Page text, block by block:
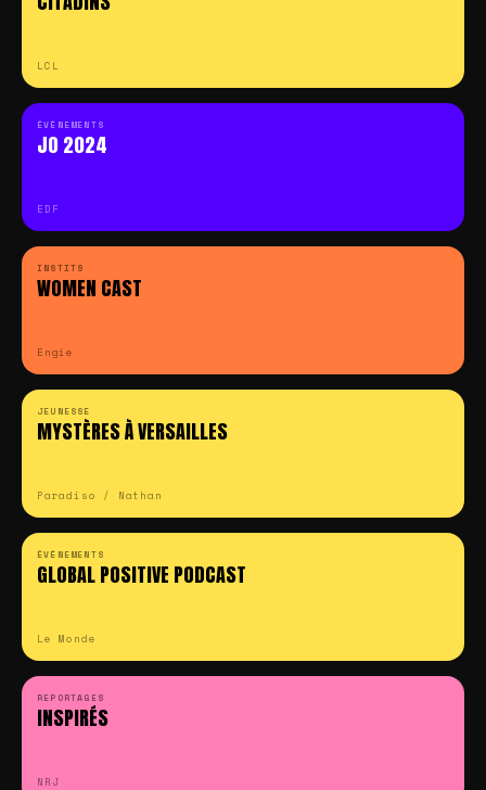
LCL
ÉVÉNEMENTS
JO 2024
EDF
INSTITS
WOMEN CAST
Engie
JEUNESSE
MYSTÈRES À VERSAILLES
Paradiso / Nathan
ÉVÉNEMENTS
GLOBAL POSITIVE PODCAST
Le Monde
REPORTAGES
INSPIRÉS
NRJ